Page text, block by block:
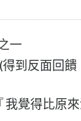
一
到反面回饋
我覺得比原